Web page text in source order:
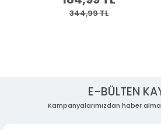
344,99 TL
E-BÜLTEN
Kampanyalarımızdan haber